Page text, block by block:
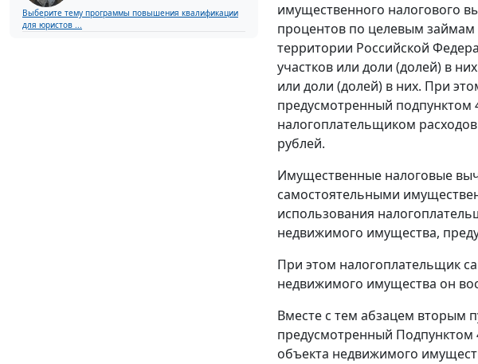
Выберите тему программы повышения квалификации
для юристов ...
имущественного налогового
процентов по целевым займам
территории Российской
участков или доли (долей) в
или доли (долей) в них. При
предусмотренный подпунктом
налогоплательщиком
рублей.
Имущественные налоговые
самостоятельными
использования
недвижимого имущества,
При этом налогоплательщик
недвижимого имущества он
Вместе с тем абзацем вторым
предусмотренный Подпунктом
объекта недвижимого